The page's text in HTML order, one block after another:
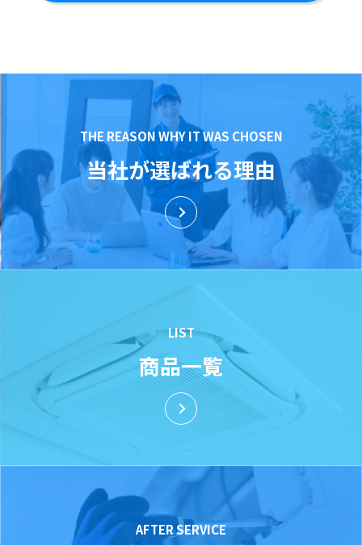
THE REASON WHY IT WAS CHOSEN
当社が選ばれる理由
LIST
商品一覧
AFTER SERVICE